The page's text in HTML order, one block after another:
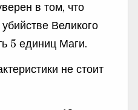
в том, что
Великого
5 единиц Маги.
не стоит